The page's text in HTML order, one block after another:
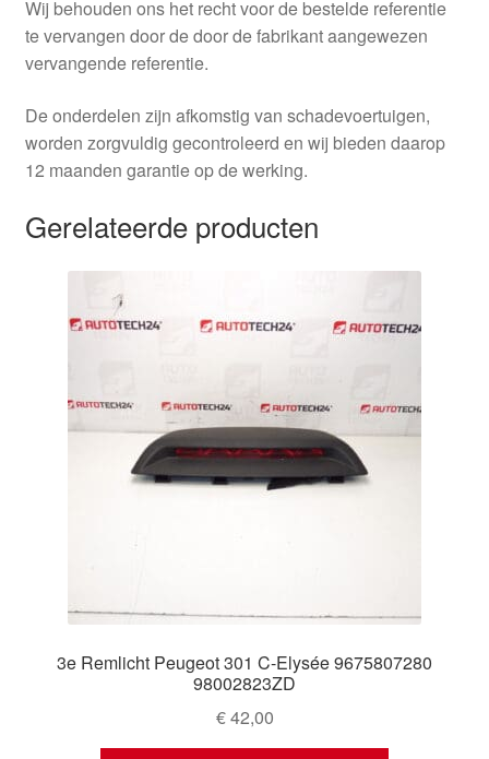
Wij behouden ons het recht voor de bestelde referentie
te vervangen door de door de fabrikant aangewezen
vervangende referentie.
De onderdelen zijn afkomstig van schadevoertuigen,
worden zorgvuldig gecontroleerd en wij bieden daarop
12 maanden garantie op de werking.
Gerelateerde producten
3e Remlicht Peugeot 301 C-Elysée 9675807280
98002823ZD
€42,00